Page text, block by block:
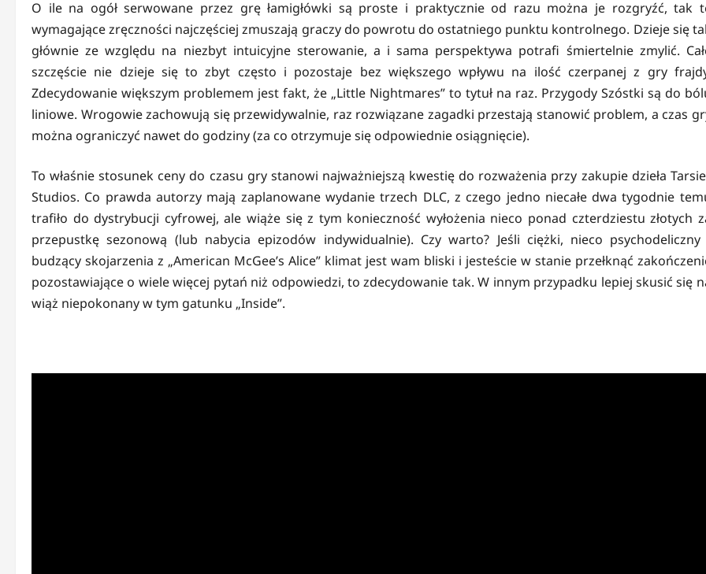
O ile na ogół serwowane przez grę łamigłówki są proste i praktycznie od razu można je rozgryźć, tak
wymagające zręczności najczęściej zmuszają graczy do powrotu do ostatniego punktu kontrolnego. Dzieje się
głównie ze względu na niezbyt intuicyjne sterowanie, a i sama perspektywa potrafi śmiertelnie zmylić.
szczęście nie dzieje się to zbyt często i pozostaje bez większego wpływu na ilość czerpanej z gry
Zdecydowanie większym problemem jest fakt, że „Little Nightmares” to tytuł na raz. Przygody Szóstki są do
liniowe. Wrogowie zachowują się przewidywalnie, raz rozwiązane zagadki przestają stanowić problem, a czas
można ograniczyć nawet do godziny (za co otrzymuje się odpowiednie osiągnięcie).
To właśnie stosunek ceny do czasu gry stanowi najważniejszą kwestię do rozważenia przy zakupie dzieła
Studios. Co prawda autorzy mają zaplanowane wydanie trzech DLC, z czego jedno niecałe dwa tygodnie
trafiło do dystrybucji cyfrowej, ale wiąże się z tym konieczność wyłożenia nieco ponad czterdziestu złotych
przepustkę sezonową (lub nabycia epizodów indywidualnie). Czy warto? Jeśli ciężki, nieco
budzący skojarzenia z „American McGee’s Alice” klimat jest wam bliski i jesteście w stanie przełknąć
pozostawiające o wiele więcej pytań niż odpowiedzi, to zdecydowanie tak. W innym przypadku lepiej skusić się
wiąż niepokonany w tym gatunku „Inside”.